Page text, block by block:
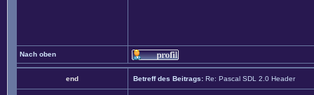
Nach oben
end Betreff des Beitrags: Re: Pascal SDL 2.0 Header